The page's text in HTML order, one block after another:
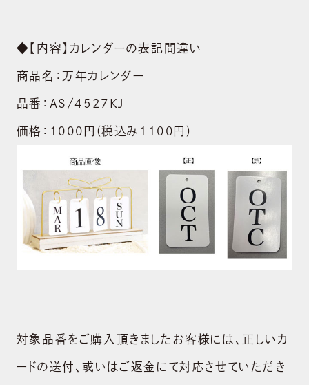
◆【内容】カレンダーの表記間違い
商品名：万年カレンダー
品番：AS/4527KJ
価格：1000円(税込み1100円)
対象品番をご購入頂きましたお客様には、正しいカ
ードの送付、或いはご返金にて対応させていただき